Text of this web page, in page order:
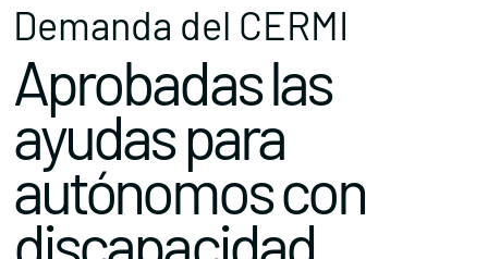
Demanda del CERMI
Aprobadas las
ayudas para
autónomos con
discapacidad